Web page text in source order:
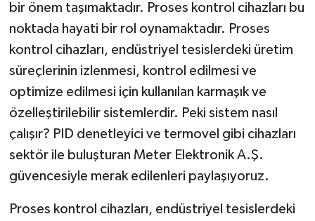
bir önem taşımaktadır. Proses kontrol cihazları bu
noktada hayati bir rol oynamaktadır. Proses
kontrol cihazları, endüstriyel tesislerdeki üretim
süreçlerinin izlenmesi, kontrol edilmesi ve
optimize edilmesi için kullanılan karmaşık ve
özelleştirilebilir sistemlerdir. Peki sistem nasıl
çalışır? PID denetleyici ve termovel gibi cihazları
sektör ile buluşturan Meter Elektronik A.Ş.
güvencesiyle merak edilenleri paylaşıyoruz.
Proses kontrol cihazları, endüstriyel tesislerdeki